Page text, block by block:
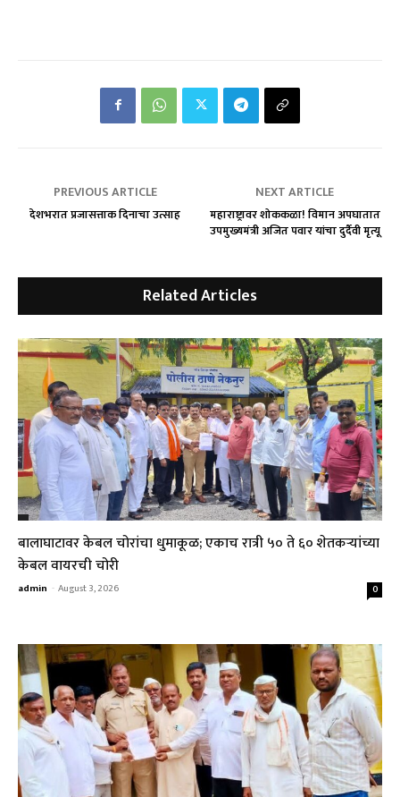
PREVIOUS ARTICLE
देशभरात प्रजासत्ताक दिनाचा उत्साह
NEXT ARTICLE
महाराष्ट्रावर शोककळा! विमान अपघातात
उपमुख्यमंत्री अजित पवार यांचा दुर्दैवी मृत्यू
Related Articles
बालाघाटावर केबल चोरांचा धुमाकूळ; एकाच रात्री ५० ते ६० शेतकऱ्यांच्या
केबल वायरची चोरी
admin - August 3, 2026 0